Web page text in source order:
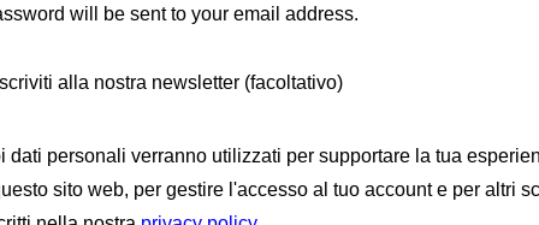
will be sent to your email address.
Iscriviti alla nostra newsletter (facoltativo)
dati personali verranno utilizzati per supportare la tua
sito web, per gestire l'accesso al tuo account e per altri